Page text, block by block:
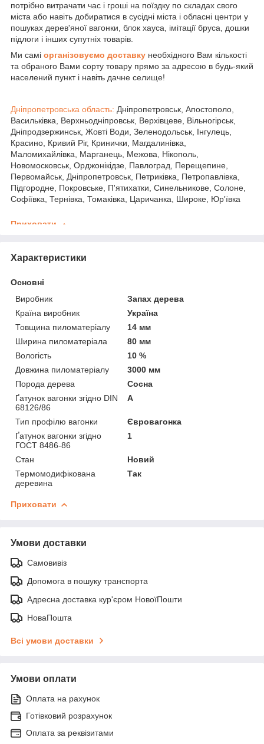
потрібно витрачати час і гроші на поїздку по складах свого
міста або навіть добиратися в сусідні міста і обласні центри у
пошуках дерев'яної вагонки, блок хауса, імітації бруса, дошки
підлоги і інших супутніх товарів.
Ми самі організовуємо доставку необхідного Вам кількості
та обраного Вами сорту товару прямо за адресою в будь-який
населений пункт і навіть дачне селище!
Дніпропетровська область: Дніпропетровськ, Апостополо,
Васильківка, Верхньодніпровськ, Верхівцеве, Вільногірськ,
Дніпродзержинськ, Жовті Води, Зеленодольськ, Інгулець,
Красино, Кривий Ріг, Кринички, Магдалинівка,
Маломихайлівка, Марганець, Межова, Нікополь,
Новомосковськ, Орджонікідзе, Павлоград, Перещепине,
Первомайськ, Дніпропетровськ, Петриківка, Петропавлівка,
Підгородне, Покровське, П'ятихатки, Синельникове, Солоне,
Софіївка, Тернівка, Томаківка, Царичанка, Широке, Юр'ївка
Приховати
Характеристики
Основні
Виробник
Запах дерева
Країна виробник
Україна
Товщина пиломатеріалу
14 мм
Ширина пиломатеріала
80 мм
Вологість
10 %
Довжина пиломатеріалу
3000 мм
Порода дерева
Сосна
Ґатунок вагонки згідно DIN
68126/86
А
Тип профілю вагонки
Євровагонка
Ґатунок вагонки згідно
ГОСТ 8486-86
1
Стан
Новий
Термомодифікована
деревина
Так
Приховати
Умови доставки
Самовивіз
Допомога в пошуку транспорта
Адресна доставка кур'єром НовоїПошти
НоваПошта
Всі умови доставки
Умови оплати
Оплата на рахунок
Готівковий розрахунок
Оплата за реквізитами